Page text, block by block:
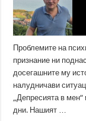
Проблемите на
признание ни
досегашните му
налудничави
„Депресията в
дни. Нашият …